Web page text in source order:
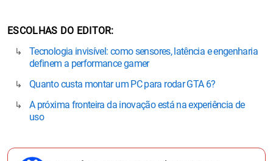
ESCOLHAS DO EDITOR
Tecnologia invisível: como sensores, latência e engenharia
definem a performance gamer
Quanto custa montar um PC para rodar GTA 6?
A próxima fronteira da inovação está na experiência de
uso